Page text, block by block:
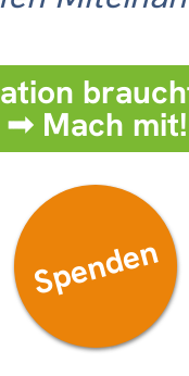
➟ Mach mit!
Spenden